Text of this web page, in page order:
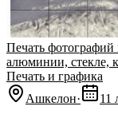
Печать фотографий
алюминии, стекле,
Печать и графика
Ашкелон·
11